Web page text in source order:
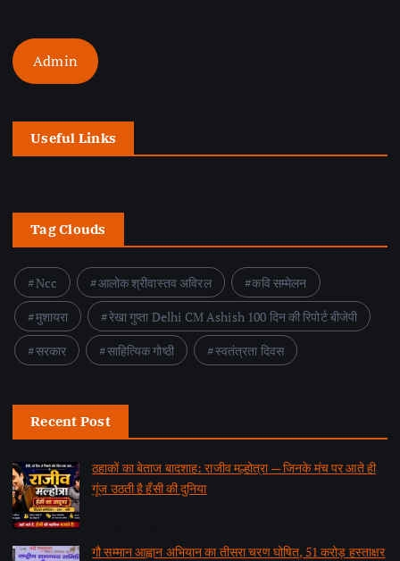
Admin
Useful Links
Tag Clouds
Ncc आलोक श्रीवास्तव अविरल
कवि सम्मेलन
मुशायरा
रेखा गुप्ता Delhi CM Ashish 100 दिन की रिपोर्ट बीजेपी
सरकार
साहित्यिक गोष्ठी स्वतंत्रता दिवस
Recent Post
ठहाकों का बेताज बादशाह: राजीव मल्होत्रा — जिनके मंच पर आते ही
गूंज उठती है हँसी की दुनिया
गौ सम्मान आह्वान अभियान का तीसरा चरण घोषित, 51 करोड़ हस्ताक्षर